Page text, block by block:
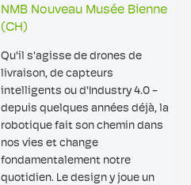
NMB Nouveau Musée Bienne
(CH)
Qu'il s'agisse de drones de
livraison, de capteurs
intelligents ou d'Industry 4.0 -
depuis quelques années déjà, la
robotique fait son chemin dans
nos vies et change
fondamentalement notre
quotidien. Le design y joue un